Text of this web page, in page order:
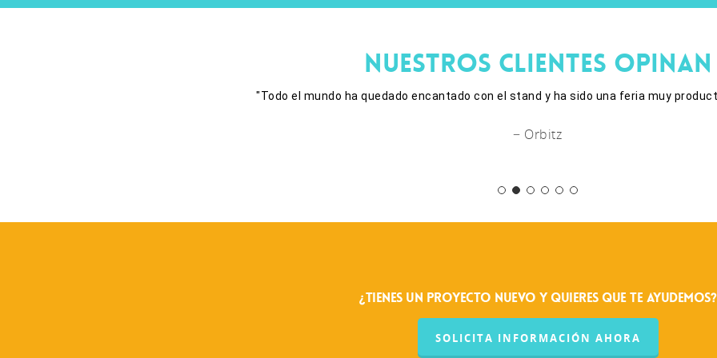
NUESTROS CLIENTES OPINAN
"Te escribo para agradecerte el fantástico trabajo realizado en el stand de Biemh. El trabajo y la actitud de los carpinteros ha
¿Tienes un proyecto nuevo y quieres que te ayudemos?
SOLICITA INFORMACIÓN AHORA